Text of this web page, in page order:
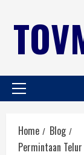
Home
Blog
Permintaan